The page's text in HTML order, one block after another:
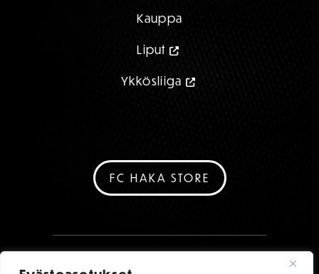
Kauppa
Liput
Ykkösliiga
FC HAKA STORE